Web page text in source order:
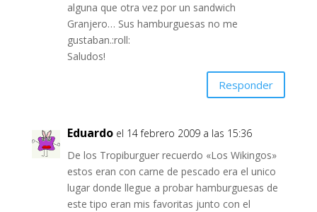
alguna que otra vez por un sandwich
Granjero… Sus hamburguesas no me
gustaban.:roll:
Saludos!
Responder
Eduardo el 14 febrero 2009 a las 15:36
De los Tropiburguer recuerdo «Los Wikingos»
estos eran con carne de pescado era el unico
lugar donde llegue a probar hamburguesas de
este tipo eran mis favoritas junto con el